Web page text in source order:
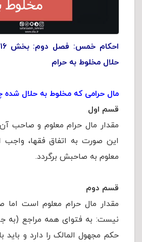
حلال مخلوط به حرام
مال حرامی که مخلوط به حلال
قسم اول
مقدار مال حرام معلوم و
این صورت به اتفاق فقها،
معلوم به صاحبش برگردد.
قسم دوم
مقدار مال حرام معلوم است
نیست: به فتوای همه مراجع (به
حکم مجهول المالک را دارد و باید